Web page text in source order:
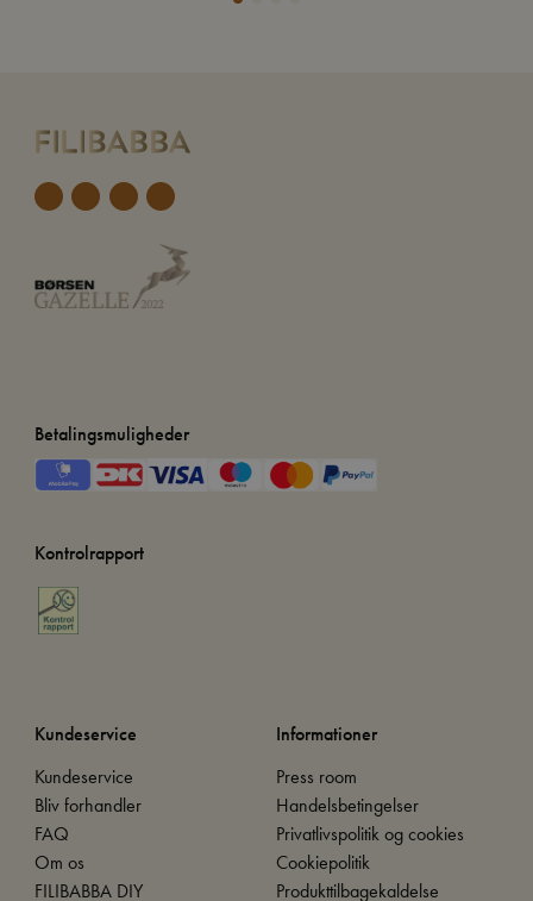
Betalingsmuligheder
Kontrolrapport
Kundeservice
Kundeservice
Bliv forhandler
FAQ
Om os
FILIBABBA DIY
Informationer
Press room
Handelsbetingelser
Privatlivspolitik og cookies
Cookiepolitik
Produkttilbagekaldelse